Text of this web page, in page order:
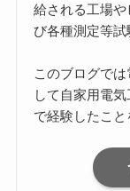
給される工場
び各種測定等試
このブログで
して自家用電
で経験したこと